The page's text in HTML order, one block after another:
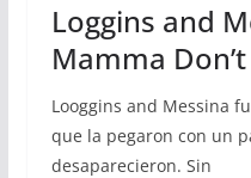
Loggins and
Mamma
Looggins and Messina
que la pegaron con un
desaparecieron. Sin